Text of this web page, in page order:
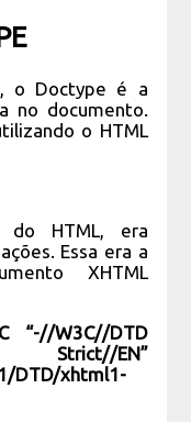
o Doctype é a
no documento.
o HTML
do HTML, era
Essa era a
XHTML
“-//W3C//DTD
EN”
DTD/xhtml1-